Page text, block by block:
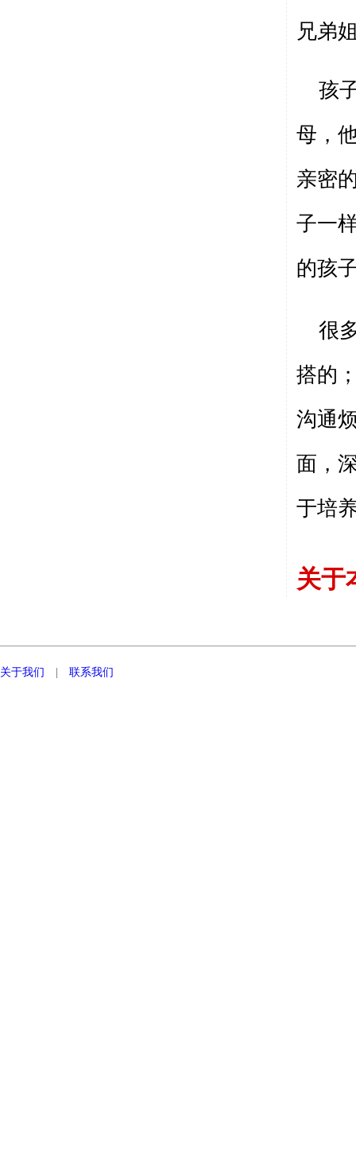
兄弟
孩
母，
亲密
子一
的孩
很
搭的
沟通
面，
于培
关于
关于我们 联系我们